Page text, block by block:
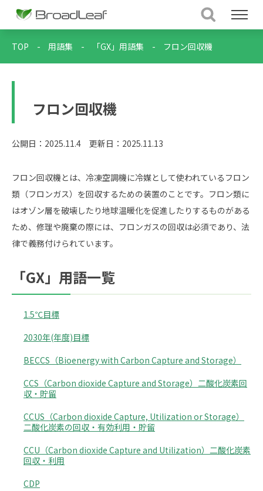
TOP - 用語集 - 「GX」用語集 - フロン回収機
フロン回収機
公開日：2025.11.4 更新日：2025.11.13
フロン回収機とは、冷凍空調機に冷媒として使われているフロン
類（フロンガス）を回収するための装置のことです。フロン類に
はオゾン層を破壊したり地球温暖化を促進したりするものがある
ため、修理や廃棄の際には、フロンガスの回収は必須であり、法
律で義務付けられています。
「GX」用語一覧
1.5℃目標
2030年(年度)目標
BECCS（Bioenergy with Carbon Capture and Storage）
CCS（Carbon dioxide Capture and Storage）二酸化炭素回
収・貯留
CCUS（Carbon dioxide Capture, Utilization or Storage）
二酸化炭素の回収・有効利用・貯留
CCU（Carbon dioxide Capture and Utilization）二酸化炭素
回収・利用
CDP